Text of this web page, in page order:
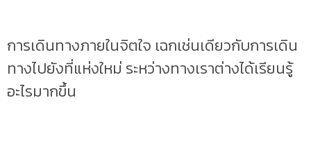
การเดินทางภายในจิตใจ เฉกเช่นเดียวกับการเดิน
ทางไปยังที่แห่งใหม่ ระหว่างทางเราต่างได้เรียนรู้
อะไรมากขึ้น